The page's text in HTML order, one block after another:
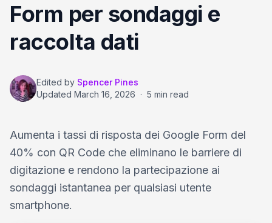
Form per sondaggi e
raccolta dati
Edited by Spencer Pines
Updated March 16, 2026 · 5 min read
Aumenta i tassi di risposta dei Google Form del
40% con QR Code che eliminano le barriere di
digitazione e rendono la partecipazione ai
sondaggi istantanea per qualsiasi utente
smartphone.